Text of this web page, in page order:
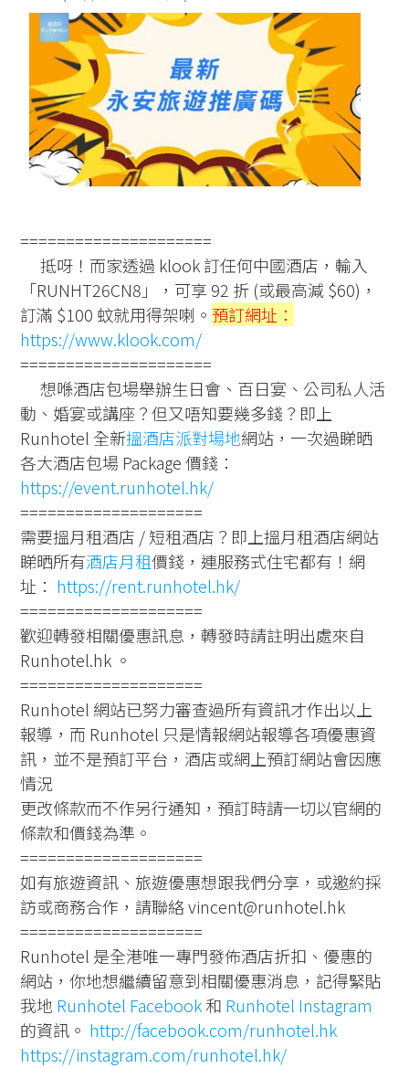
=====================
抵呀！而家透過 klook 訂任何中國酒店，輸入
「RUNHT26CN8」，可享 92 折 (或最高減 $60)，
訂滿 $100 蚊就用得架喇。 預訂網址：
https://www.klook.com/
=====================
想喺酒店包場舉辦生日會、百日宴、公司私人活
動、婚宴或講座？但又唔知要幾多錢？即上
Runhotel 全新搵酒店派對場地網站，一次過睇晒
各大酒店包場 Package 價錢：
https://event.runhotel.hk/
====================
需要搵月租酒店 / 短租酒店？即上搵月租酒店網站
睇晒所有酒店月租價錢，連服務式住宅都有！網
址： https://rent.runhotel.hk/
====================
歡迎轉發相關優惠訊息，轉發時請註明出處來自
Runhotel.hk 。
====================
Runhotel 網站已努力審查過所有資訊才作出以上
報導，而 Runhotel 只是情報網站報導各項優惠資
訊，並不是預訂平台，酒店或網上預訂網站會因應
情況
更改條款而不作另行通知，預訂時請一切以官網的
條款和價錢為準。
====================
如有旅遊資訊、旅遊優惠想跟我們分享，或邀約採
訪或商務合作，請聯絡 vincent@runhotel.hk
====================
Runhotel 是全港唯一專門發佈酒店折扣、優惠的
網站，你地想繼續留意到相關優惠消息，記得緊貼
我地 Runhotel Facebook和 Runhotel Instagram
的資訊。 http://facebook.com/runhotel.hk
https://instagram.com/runhotel.hk/